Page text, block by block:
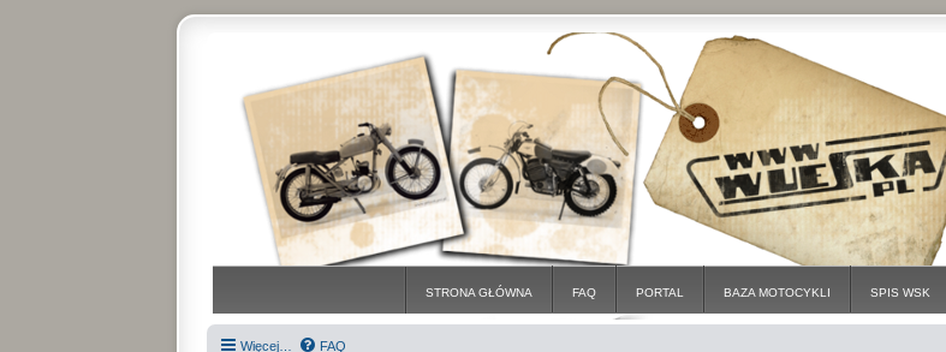
STRONA GŁÓWNA FAQ PORTAL BAZA MOTOCYKLI SPIS WSK
Więcej… FAQ